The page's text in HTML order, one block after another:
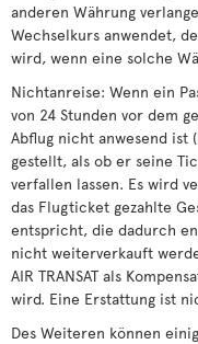
anderen Währung
Wechselkurs anwendet,
wird, wenn eine solche
Nichtanreise: Wenn ein
von 24 Stunden vor dem
Abflug nicht anwesend ist
gestellt, als ob er seine
verfallen lassen. Es wird
das Flugticket gezahlte
entspricht, die dadurch
nicht weiterverkauft
AIR TRANSAT als
wird. Eine Erstattung ist
Des Weiteren können